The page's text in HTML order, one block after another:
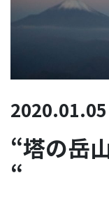
2020.01.05
“塔の岳
“